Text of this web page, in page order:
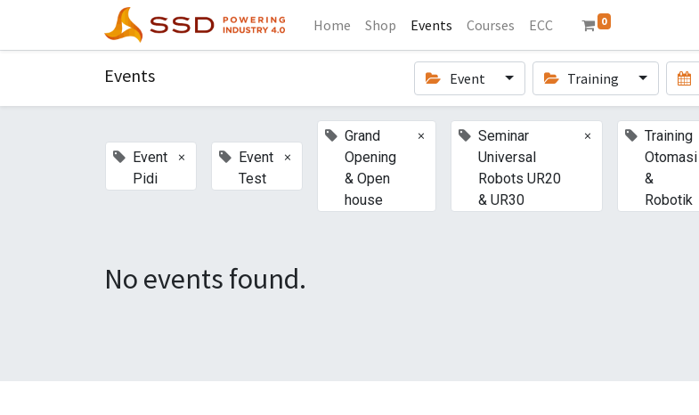
Home Shop Events Courses ECC 0
Events Event Training
Event
Pidi
×
Event
Test
×
Grand
Opening
& Open
house
×
Seminar
Universal
Robots UR20
& UR30
×
Training
Otomasi
&
Robotik
No events found.